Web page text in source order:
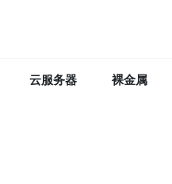
云服务器 裸金属